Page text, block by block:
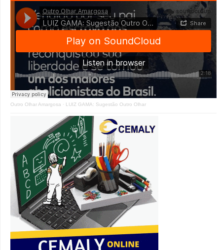
Outro Olhar Amargosa · LUIZ GAMA: Sugestão Outro Olhar